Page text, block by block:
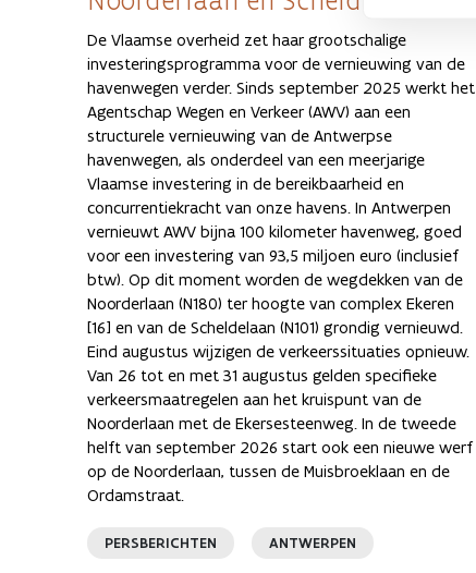
De Vlaamse overheid zet haar grootschalige
investeringsprogramma voor de vernieuwing van de
havenwegen verder. Sinds september 2025 werkt het
Agentschap Wegen en Verkeer (AWV) aan een
structurele vernieuwing van de Antwerpse
havenwegen, als onderdeel van een meerjarige
Vlaamse investering in de bereikbaarheid en
concurrentiekracht van onze havens. In Antwerpen
vernieuwt AWV bijna 100 kilometer havenweg, goed
voor een investering van 93,5 miljoen euro (inclusief
btw). Op dit moment worden de wegdekken van de
Noorderlaan (N180) ter hoogte van complex Ekeren
[16] en van de Scheldelaan (N101) grondig vernieuwd.
Eind augustus wijzigen de verkeerssituaties opnieuw.
Van 26 tot en met 31 augustus gelden specifieke
verkeersmaatregelen aan het kruispunt van de
Noorderlaan met de Ekersesteenweg. In de tweede
helft van september 2026 start ook een nieuwe werf
op de Noorderlaan, tussen de Muisbroeklaan en de
Ordamstraat.
PERSBERICHTEN ANTWERPEN